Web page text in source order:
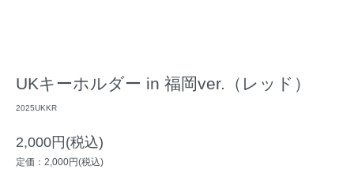
UKキーホルダー in 福岡ver.（レッド）
2025UKKR
2,000円(税込)
定価：2,000円(税込)